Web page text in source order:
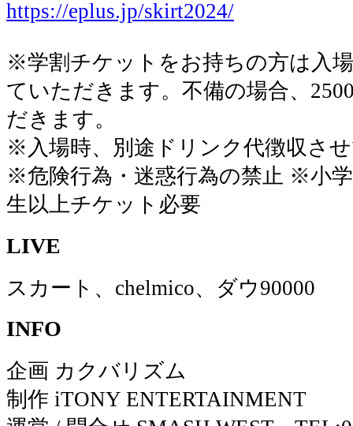
https://eplus.jp/skirt2024/
※学割チケットをお持ちの方は入
ていただきます。不備の場合、
だきます。
※入場時、別途ドリンク代徴収さ
※危険行為・迷惑行為の禁止 ※小
生以上チケット必要
LIVE
スカート、chelmico、ダウ90000
INFO
企画 カクバリズム
制作 iTONY ENTERTAINMENT